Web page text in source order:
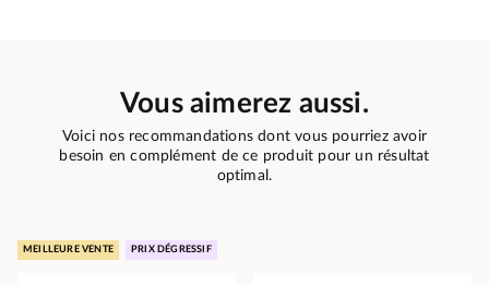
Vous aimerez aussi.
Voici nos recommandations dont vous pourriez avoir
besoin en complément de ce produit pour un résultat
optimal.
MEILLEURE VENTE PRIX DÉGRESSIF